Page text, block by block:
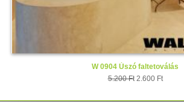
W 0904 Úszó faltetoválás
5.200 Ft2.600 Ft